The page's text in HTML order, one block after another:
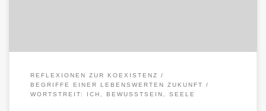
REFLEXIONEN ZUR KOEXISTENZ
BEGRIFFE EINER LEBENSWERTEN ZUKUNFT
WORTSTREIT: ICH, BEWUSSTSEIN, SEELE